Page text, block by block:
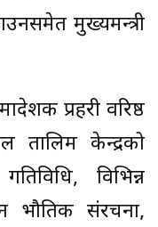
मुख्यमन्त्री
प्रहरी वरिष्ठ
तालिम केन्द्रको
विभिन्न
भौतिक संरचना,